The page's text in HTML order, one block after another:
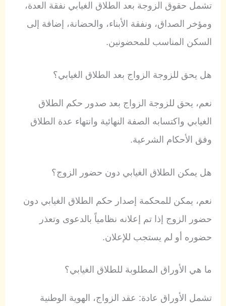
تشمل حقوق الزوجة بعد الطلاق الغيابي نفقة العدة،
ومؤخر الصداق، ونفقة الأبناء، والحضانة، إضافة إلى
السكن المناسب للمحضونين.
هل يحق للزوجة الزواج بعد الطلاق الغيابي؟
نعم، يحق للزوجة الزواج بعد صدور حكم الطلاق
الغيابي واكتسابه الصفة النهائية وانتهاء عدة الطلاق
وفق الأحكام الشرعية.
هل يمكن الطلاق الغيابي دون حضور الزوج؟
نعم، يمكن للمحكمة إصدار حكم الطلاق الغيابي دون
حضور الزوج إذا تم إعلانه نظامياً بالدعوى وتعذر
حضوره أو لم يستجب للإعلان.
ما هي الأوراق المطلوبة للطلاق الغيابي؟
تشمل الأوراق عادة: عقد الزواج، الهوية الوطنية